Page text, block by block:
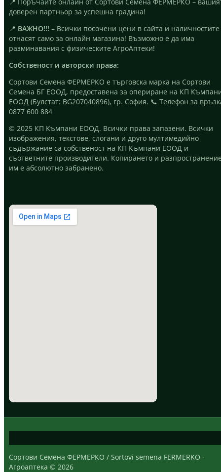
доверен партньор за успешна градина!
📍 ВАЖНО!!! – Всички посочени цени в сайта и наличностите
отнасят само за онлайн магазина! Възможно е да има
разминавания с физическите АгроАптеки!
Собственост и авторски права:
Сортови Семена ФЕРМЕРКО е търговска марка на Сортови
Семена БГ ЕООД, предоставена за опериране на КП
ЕООД (Булстат: BG207040896), гр. София. 📞 Телефон за
0877 600 884
© 2025 КП Къмпани ЕООД. Всички права запазени. Всички
изображения, текстове, слогани и друго мултимедийно
съдържание са собственост на КП Къмпани ЕООД и
съответните производители. Копирането и
им е абсолютно забранено.
Сортови Семена ФЕРМЕРКО / Sortovi semena FERMERKO -
Агроаптека © 2026